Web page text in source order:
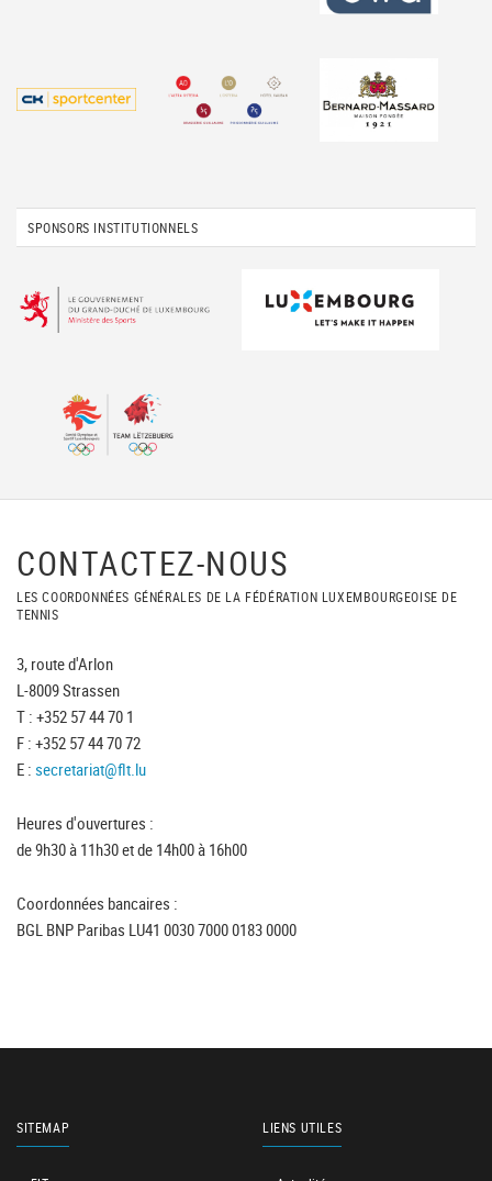
SPONSORS INSTITUTIONNELS
CONTACTEZ-NOUS
LES COORDONNÉES GÉNÉRALES DE LA FÉDÉRATION LUXEMBOURGEOISE DE
TENNIS
3, route d'Arlon
L-8009 Strassen
T : +352 57 44 70 1
F : +352 57 44 70 72
E : secretariat@flt.lu
Heures d'ouvertures :
de 9h30 à 11h30 et de 14h00 à 16h00
Coordonnées bancaires :
BGL BNP Paribas LU41 0030 7000 0183 0000
SITEMAP LIENS UTILES